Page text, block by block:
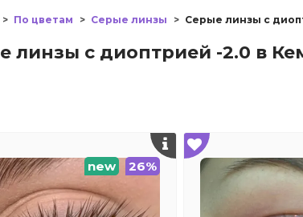
По цветам Серые линзы Серые линзы с
линзы с диоптрией -2.0 в
new 26%